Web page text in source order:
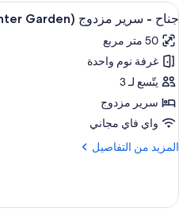
سريران
فرديان
منفصلان
استعراض
جميع
صور
جناح
-
سرير
مزدوج
(Winter
Garden)
9
جناح - سرير مزدوج (Winter Garden)
50 متر مربع
غرفة نوم واحدة
يتّسع لـ 3
سرير مزدوج
واي فاي مجاني
المزيد من التفاصيل
المزيد
جناح